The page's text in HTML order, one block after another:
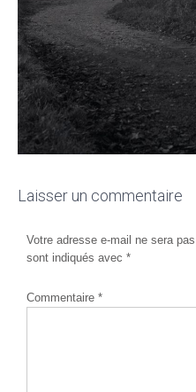
Laisser un commentaire
Votre adresse e-mail ne sera pas
sont indiqués avec *
Commentaire *